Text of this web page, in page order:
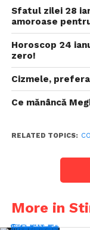
Sfatul zilei 28
amoroase
Horoscop 24
zero!
Cizmele,
Ce mănâncă
RELATED TOPICS:
More in